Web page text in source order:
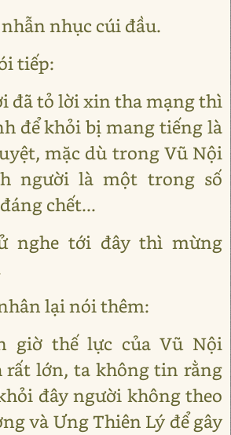
nhục cúi đầu.
tiếp:
đã tỏ lời xin tha mạng thì
để khỏi bị mang tiếng là
mặc dù trong Vũ Nội
người là một trong số
chết...
nghe tới đây thì mừng
lại nói thêm:
giờ thế lực của Vũ Nội
rất lớn, ta không tin rằng
đây người không theo
và Ưng Thiên Lý để gây